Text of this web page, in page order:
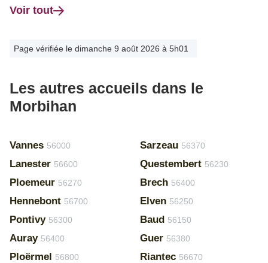
Voir tout
Page vérifiée le dimanche 9 août 2026 à 5h01
Les autres accueils dans le
Morbihan
Vannes 56000
Lanester 56600
Ploemeur 56270
Hennebont 56700
Pontivy 56300
Auray 56400
Ploërmel 56800
Sarzeau 56370
Questembert 56230
Brech 56400
Elven 56250
Baud 56150
Guer 56380
Riantec 56670